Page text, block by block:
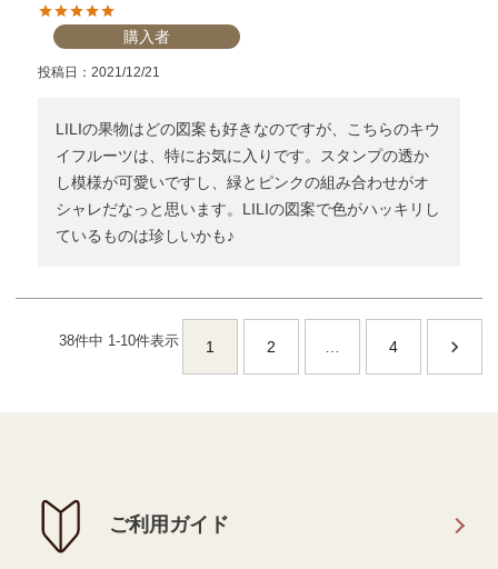
購入者
投稿日 2021/12/21
LILIの果物はどの図案も好きなのですが、こちらのキウ
イフルーツは、特にお気に入りです。スタンプの透か
し模様が可愛いですし、緑とピンクの組み合わせがオ
シャレだなっと思います。LILIの図案で色がハッキリし
ているものは珍しいかも♪
38件中 1-10件表示 1 2 4
ご利用ガイド